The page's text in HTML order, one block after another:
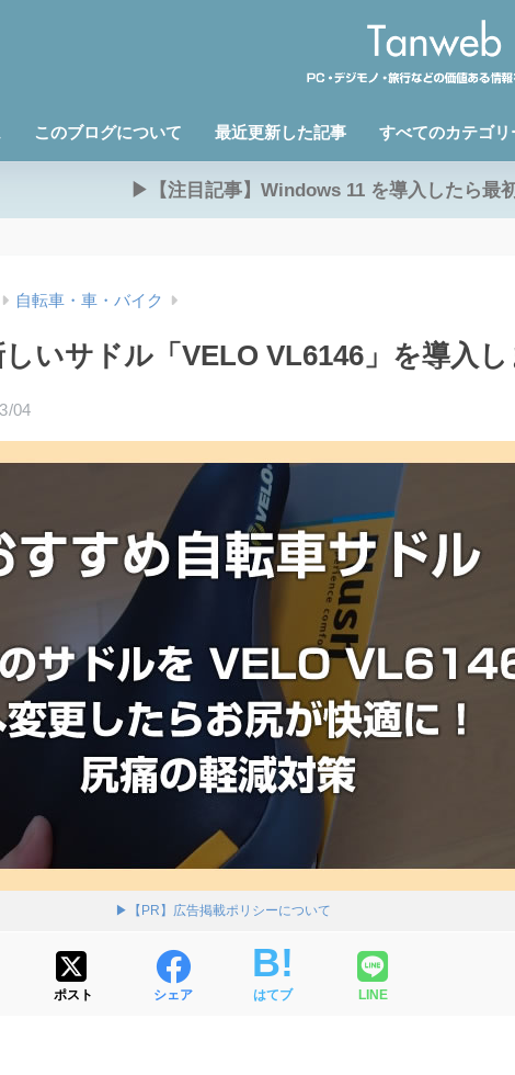
このブログについて 最近更新した記事 すべてのカテゴリ
▶【注目記事】Windows 11 を導入したら最
自転車・車・バイク
いサドル「VELO VL6146」を導入し
04
▶【PR】広告掲載ポリシーについて
ポスト シェア はてブ LINE